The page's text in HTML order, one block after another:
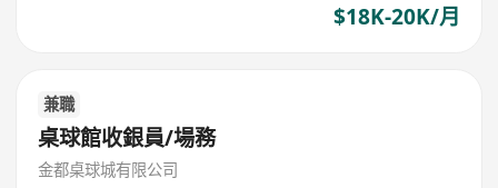
$18K-20K/月
兼職
桌球館收銀員/場務
金都桌球城有限公司